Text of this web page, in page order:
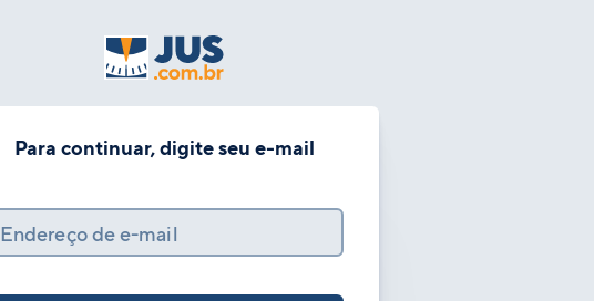
Para continuar, digite seu e-mail
Endereço de e-mail